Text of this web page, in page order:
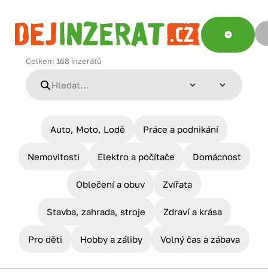
Celkem 168 inzerátů
Auto, Moto, Lodě Práce a podnikání
Nemovitosti Elektro a počítače Domácnost
Oblečení a obuv Zvířata
Stavba, zahrada, stroje Zdraví a krása
Pro děti Hobby a záliby Volný čas a zábava